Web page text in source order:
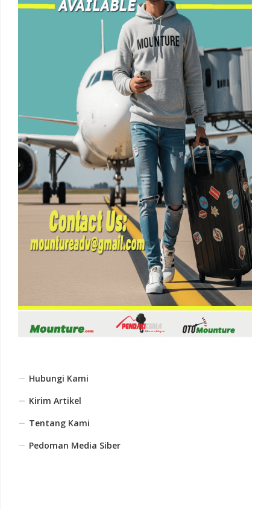
Hubungi Kami
Kirim Artikel
Tentang Kami
Pedoman Media Siber